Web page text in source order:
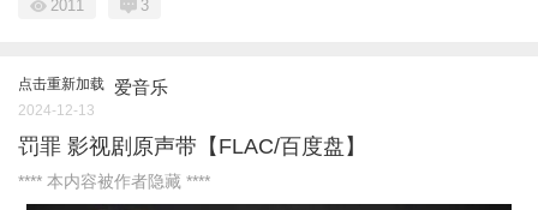
2011 3
点击重新加载 爱音乐
2024-12-13
罚罪 影视剧原声带【FLAC/百度盘】
**** 本内容被作者隐藏 ****